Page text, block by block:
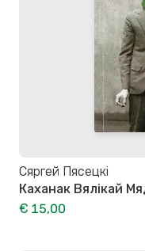
Сяргей Пясецкі
Каханак Вялікай
€ 15,00